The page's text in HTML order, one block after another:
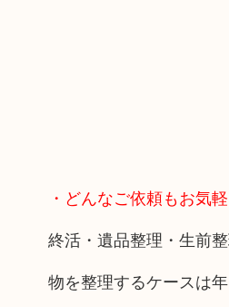
・どんなご依頼もお気
終活・遺品整理・生前
物を整理するケースは